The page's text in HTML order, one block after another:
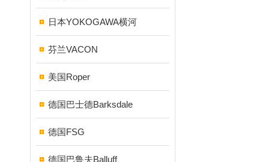
日本YOKOGAWA横河
芬兰VACON
美国Roper
德国巴士德Barksdale
德国FSG
德国巴鲁夫Balluff